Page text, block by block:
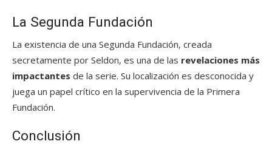
La Segunda Fundación
La existencia de una Segunda Fundación, creada
secretamente por Seldon, es una de las revelaciones más
impactantes de la serie. Su localización es desconocida y
juega un papel crítico en la supervivencia de la Primera
Fundación.
Conclusión